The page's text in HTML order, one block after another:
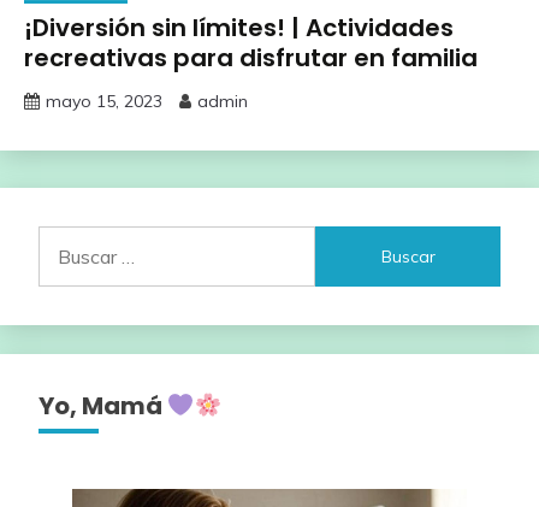
¡Diversión sin límites! | Actividades
recreativas para disfrutar en familia
mayo 15, 2023 admin
Yo, Mamá